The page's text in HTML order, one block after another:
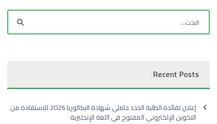
Recent Posts
إعلان لفائدة الطلبة الجدد حاملي شهادة البكالوريا 2026 للاستفادة من
التكوين الإلكتروني المفتوح في اللغة الإنجليزية